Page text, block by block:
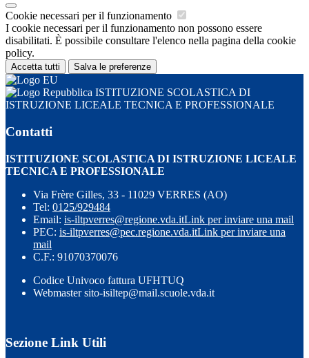
Cookie necessari per il funzionamento
I cookie necessari per il funzionamento non possono essere
disabilitati. È possibile consultare l'elenco nella pagina della cookie
policy.
Accetta tutti Salva le preferenze
ISTITUZIONE SCOLASTICA DI
ISTRUZIONE LICEALE TECNICA E PROFESSIONALE
Contatti
ISTITUZIONE SCOLASTICA DI ISTRUZIONE LICEALE
TECNICA E PROFESSIONALE
Via Frère Gilles, 33 - 11029 VERRES (AO)
Tel: 0125/929484
Email: is-iltpverres@regione.vda.itLink per inviare una mail
PEC: is-iltpverres@pec.regione.vda.itLink per inviare una
mail
C.F.: 91070370076
Codice Univoco fattura UFHTUQ
Webmaster sito-isiltep@mail.scuole.vda.it
Sezione Link Utili